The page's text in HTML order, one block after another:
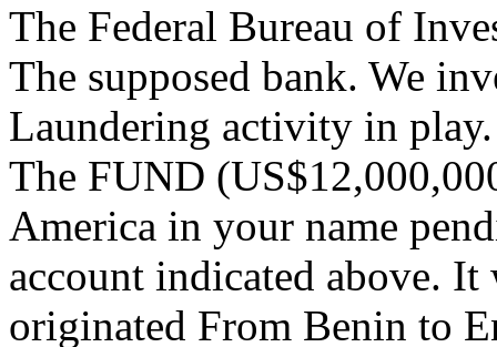
The Federal Bureau of
The supposed bank. We
Laundering activity in play.
The FUND
America in your name
account indicated above.
originated From Benin to